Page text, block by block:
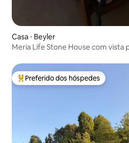
Casa ⋅ Beyler
Meria Life Stone House com vista
Entre os melhores preferidos dos
Preferido dos hóspedes